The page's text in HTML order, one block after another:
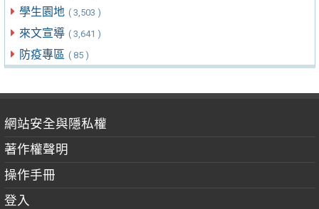
學生園地 ( 3,503 )
來文宣導 ( 3,641 )
防疫專區 ( 85 )
網站安全與隱私權
著作權聲明
操作手冊
登入